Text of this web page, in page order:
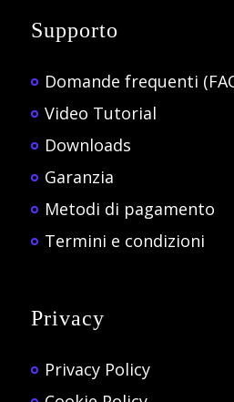
Supporto
Domande frequenti
Video Tutorial
Downloads
Garanzia
Metodi di pagamento
Termini e condizioni
Privacy
Privacy Policy